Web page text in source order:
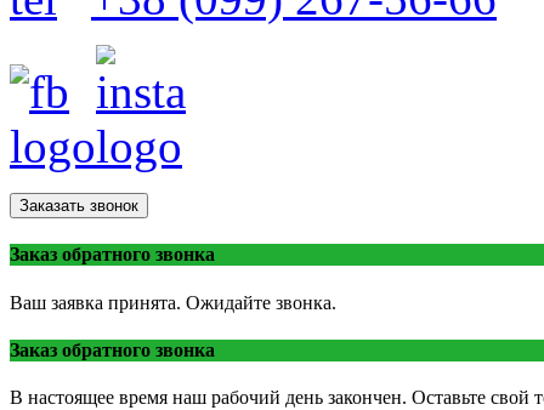
Заказать звонок
Заказ обратного звонка
Ваш заявка принята. Ожидайте звонка.
Заказ обратного звонка
В настоящее время наш рабочий день закончен. Оставьте